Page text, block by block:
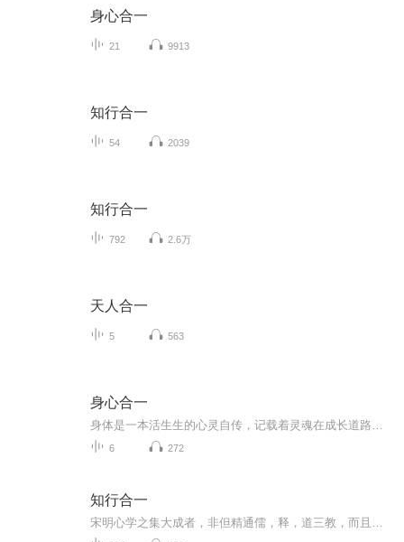
身心合一
21 9913
知行合一
54 2039
知行合一
792 2.6万
天人合一
5 563
身心合一
6 272
知行合一